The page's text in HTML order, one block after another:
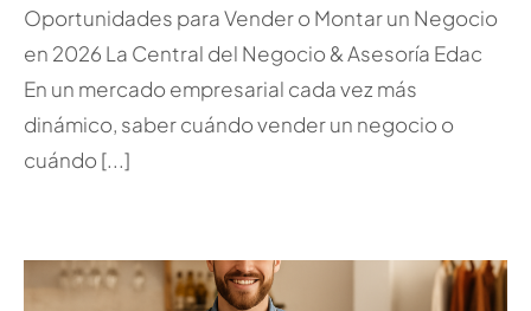
Oportunidades para Vender o Montar un Negocio
en 2026 La Central del Negocio & Asesoría Edac
En un mercado empresarial cada vez más
dinámico, saber cuándo vender un negocio o
cuándo [...]